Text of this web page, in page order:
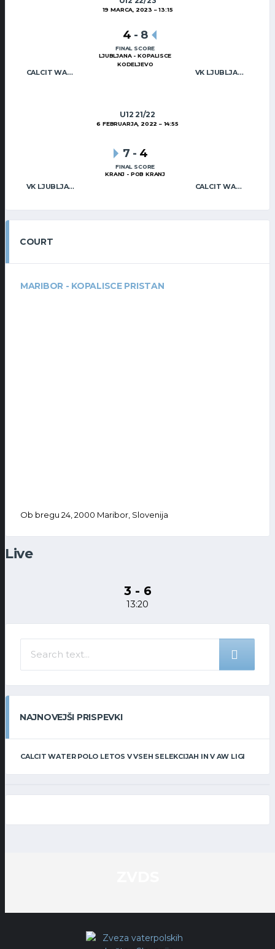
19 MARCA, 2023 13:15
CALCIT WATER POLO VK LJUBLJANA SLOVAN 2
4 - 8
FINAL SCORE
LJUBLJANA - KOPALISCE
KODELJEVO
U12 21/22
6 FEBRUARJA, 2022 14:55
VK LJUBLJANA SLOVAN 2 CALCIT WATER POLO
7 - 4
FINAL SCORE
KRANJ - POB KRANJ
COURT
MARIBOR - KOPALISCE PRISTAN
Ob bregu 24, 2000 Maribor, Slovenija
Live
3 - 6
13:20
NAJNOVEJŠI PRISPEVKI
CALCIT WATER POLO LETOS V VSEH SELEKCIJAH IN V AW LIGI